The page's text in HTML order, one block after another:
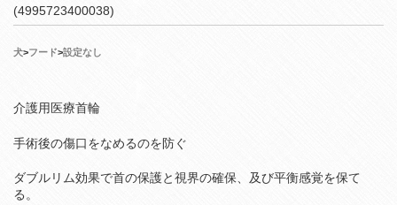
(4995723400038)
犬>フード>設定なし
介護用医療首輪
手術後の傷口をなめるのを防ぐ
ダブルリム効果で首の保護と視界の確保、及び平衡感覚を保て
る。